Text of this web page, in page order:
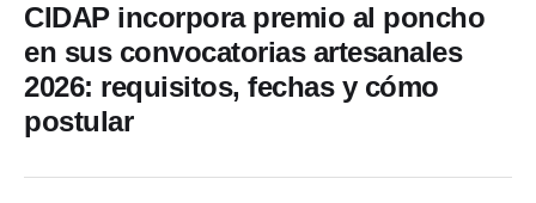
CIDAP incorpora premio al poncho
en sus convocatorias artesanales
2026: requisitos, fechas y cómo
postular